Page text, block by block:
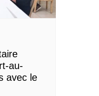
au-
avec le